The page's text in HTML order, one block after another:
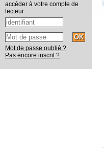
accéder à votre compte de
lecteur
Mot de passe oublié ?
Pas encore inscrit ?